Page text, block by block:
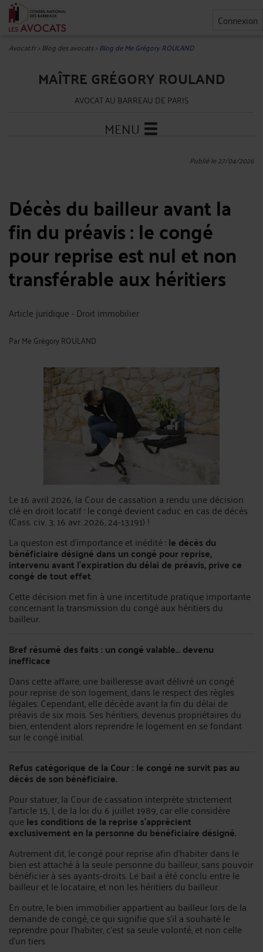
Connexion
Avocat.fr>Blog des avocats>Blog de Me Grégory ROULAND
MAÎTRE GRÉGORY ROULAND
AVOCAT AU BARREAU DE PARIS
MENU
Publié le 27/04/2026
Décès du bailleur avant la
fin du préavis : le congé
pour reprise est nul et non
transférable aux héritiers
Article juridique - Droit immobilier
ParMe Grégory ROULAND
Le 16 avril 2026, la Cour de cassation a rendu une décision
clé en droit locatif : le congé devient caduc en cas de décès
(Cass. civ. 3, 16 avr. 2026, 24-13.191) !
La queston est d'importance et inédité :le décès du
bénéficiaire désigné dans un congé pour reprise,
intervenu avant l’expiration du délai de préavis, prive ce
congé de tout effet.
Cette décision met fin à une incertitude pratique importante
concernant la transmission du congé aux héritiers du
bailleur.
Bref résumé des faits : un congé valable… devenu
inefficace
Dans cette affaire, une bailleresse avait délivré un congé
pour reprise de son logement, dans le respect des règles
légales. Cependant, elle décède avant la fin du délai de
préavis de six mois. Ses héritiers, devenus propriétaires du
bien, entendent alors reprendre le logement en se fondant
sur le congé initial.
Refus catégorique de la Cour : le congé ne survit pas au
décès de son bénéficiaire.
Pour statuer, la Cour de cassation interprète strictement
l’article 15, I, de la loi du 6 juillet 1989, car elle considère
queles conditions de la reprise s’apprécient
exclusivement en la personne du bénéficiaire désigné.
Autrement dit, le congé pour reprise afin d'habiter dans le
bien est attaché à la seule personne du bailleur, sans pouvoir
bénéficier à ses ayants-droits. Le bail a été conclu entre le
bailleur et le locataire, et non les héritiers du bailleur.
En outre, le bien immobilier appartient au bailleur lors de la
demande de congé, ce qui signifie que s'il a souhaité le
reprendre pour l'habiter, c'est sa seule volonté, et non celle
d'un tiers.